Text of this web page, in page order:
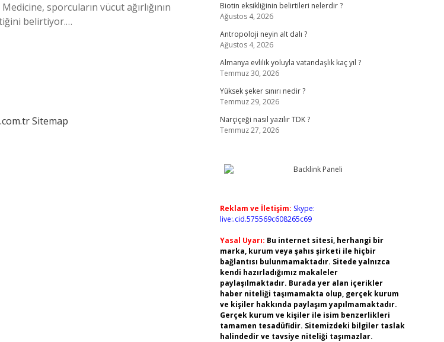
sporcuların vücut ağırlığının
belirtiyor.…
Sitemap
Biotin eksikliğinin belirtileri nelerdir ?
Ağustos 4, 2026
Antropoloji neyin alt dalı ?
Ağustos 4, 2026
Almanya evlilik yoluyla vatandaşlık kaç yıl ?
Temmuz 30, 2026
Yüksek şeker sınırı nedir ?
Temmuz 29, 2026
Narçiçeği nasıl yazılır TDK ?
Temmuz 27, 2026
Reklam ve İletişim: Skype:
live:.cid.575569c608265c69
Yasal Uyarı: Bu internet sitesi, herhangi bir
marka, kurum veya şahıs şirketi ile hiçbir
bağlantısı bulunmamaktadır. Sitede yalnızca
kendi hazırladığımız makaleler
paylaşılmaktadır. Burada yer alan içerikler
haber niteliği taşımamakta olup, gerçek kurum
ve kişiler hakkında paylaşım yapılmamaktadır.
Gerçek kurum ve kişiler ile isim benzerlikleri
tamamen tesadüfidir. Sitemizdeki bilgiler taslak
halindedir ve tavsiye niteliği taşımazlar.